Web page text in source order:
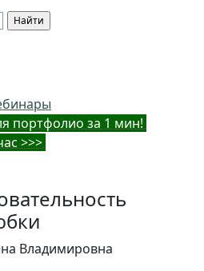
портфолио за 1 мин!
>>>
Владимировна